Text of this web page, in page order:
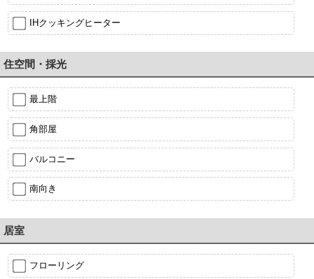
IHクッキングヒーター
住空間・採光
最上階
角部屋
バルコニー
南向き
居室
フローリング